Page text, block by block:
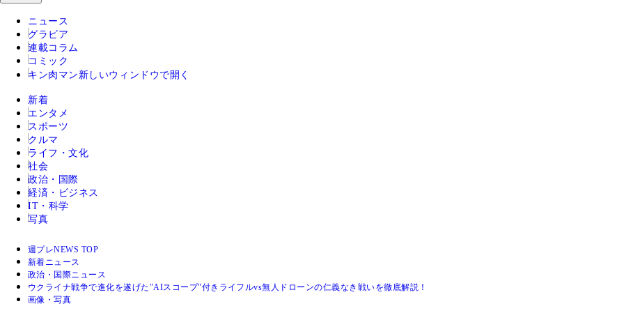
ニュース
グラビア
連載コラム
コミック
キン肉マン 新しいウィンドウで開く
新着
エンタメ
スポーツ
クルマ
ライフ・文化
社会
政治・国際
経済・ビジネス
IT・科学
写真
週プレNEWS TOP
新着ニュース
政治・国際ニュース
ウクライナ戦争で進化を遂げた"AIスコープ"付きライフルvs無人ドローンの仁義なき戦いを徹底解説！
画像・写真